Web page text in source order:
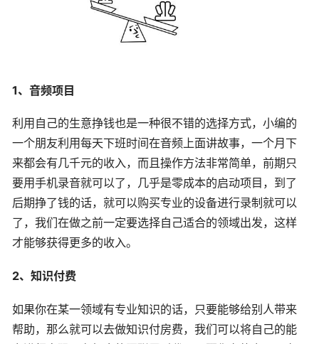
1、音频项目
利用自己的生意挣钱也是一种很不错的选择方式，小编的
一个朋友利用每天下班时间在音频上面讲故事，一个月下
来都会有几千元的收入，而且操作方法非常简单，前期只
要用手机录音就可以了，几乎是零成本的启动项目，到了
后期挣了钱的话，就可以购买专业的设备进行录制就可以
了，我们在做之前一定要选择自己适合的领域出发，这样
才能够获得更多的收入。
2、知识付费
如果你在某一领域有专业知识的话，只要能够给别人带来
帮助，那么就可以去做知识付房费，我们可以将自己的能